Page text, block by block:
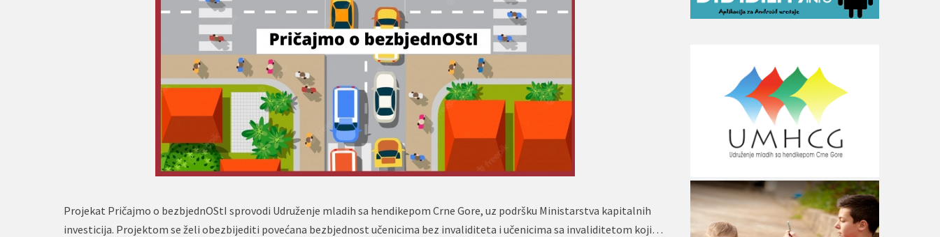
Projekat Pričajmo o bezbjednOStI sprovodi Udruženje mladih sa hendikepom Crne Gore, uz podršku Ministarstva kapitalnih
investicija. Projektom se želi obezbijediti povećana bezbjednost učenicima bez invaliditeta i učenicima sa invaliditetom koji…